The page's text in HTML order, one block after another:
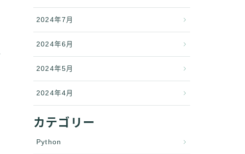
2024年7月
2024年6月
2024年5月
2024年4月
カテゴリー
Python